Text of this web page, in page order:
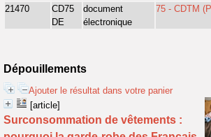
21470
CD75
DE
document
électronique
75 - CDTM
Dépouillements
Ajouter le résultat dans votre panier
[article]
Surconsommation de vêtements :